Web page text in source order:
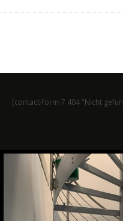
[contact-form-7 404 "Nicht